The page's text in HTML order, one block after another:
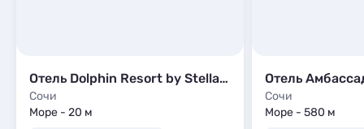
Отель Dolphin Resort by Stellar Hotels
Сочи
Море - 20 м
Отель
Сочи
Море - 580 м